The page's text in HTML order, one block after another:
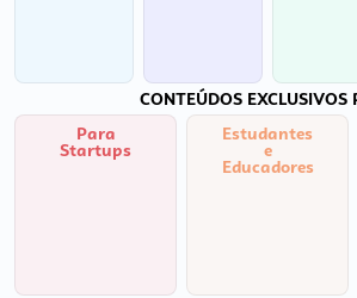
CONTEÚDOS EXCLUSIVOS
Para
Startups
Estudantes
e
Educadores